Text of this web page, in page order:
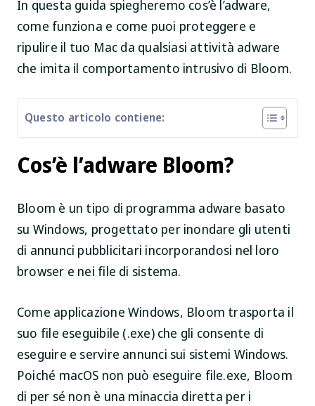
In questa guida spiegheremo cos’è l’adware,
come funziona e come puoi proteggere e
ripulire il tuo Mac da qualsiasi attività adware
che imita il comportamento intrusivo di Bloom.
Questo articolo contiene:
Cos’è l’adware Bloom?
Bloom è un tipo di programma adware basato
su Windows, progettato per inondare gli utenti
di annunci pubblicitari incorporandosi nel loro
browser e nei file di sistema.
Come applicazione Windows, Bloom trasporta il
suo file eseguibile (.exe) che gli consente di
eseguire e servire annunci sui sistemi Windows.
Poiché macOS non può eseguire file.exe, Bloom
di per sé non è una minaccia diretta per i